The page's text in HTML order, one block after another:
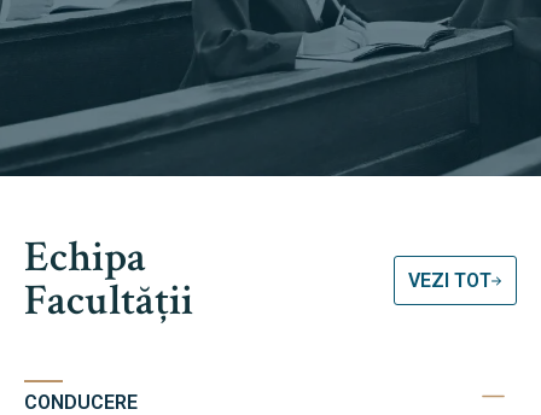
Echipa
Facultății VEZI TOT
CONDUCERE